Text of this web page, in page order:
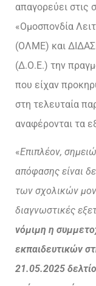
απαγορεύει στις
«Ομοσπονδία
(ΟΛΜΕ) και
(Δ.Ο.Ε.) την
που είχαν
στη τελευταία
αναφέρονται τα
«Επιπλέον,
απόφασης είναι
των σχολικών
διαγνωστικές
νόμιμη η
εκπαιδευτικών
21.05.2025